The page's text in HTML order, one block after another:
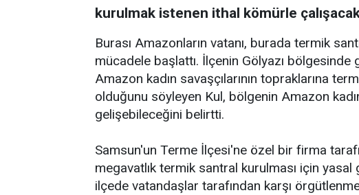
kurulmak istenen ithal kömürle
Burası Amazonların vatanı, burada termik
mücadele başlattı. İlçenin Gölyazı bölgesinde
Amazon kadın savaşçılarının topraklarına
olduğunu söyleyen Kul, bölgenin Amazon
gelişebileceğini belirtti.
Samsun'un Terme İlçesi'ne özel bir firma
megavatlık termik santral kurulması için yasal
ilçede vatandaşlar tarafından karşı